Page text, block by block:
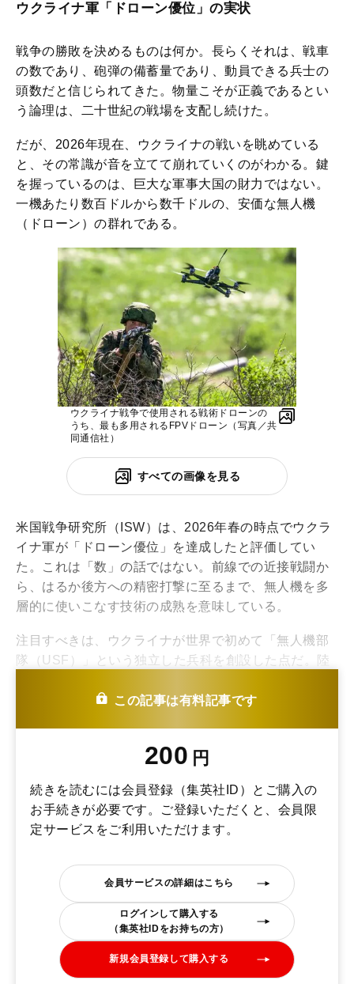
ウクライナ軍「ドローン優位」の実状
戦争の勝敗を決めるものは何か。長らくそれは、戦車
の数であり、砲弾の備蓄量であり、動員できる兵士の
頭数だと信じられてきた。物量こそが正義であるとい
う論理は、二十世紀の戦場を支配し続けた。
だが、2026年現在、ウクライナの戦いを眺めている
と、その常識が音を立てて崩れていくのがわかる。鍵
を握っているのは、巨大な軍事大国の財力ではない。
一機あたり数百ドルから数千ドルの、安価な無人機
（ドローン）の群れである。
ウクライナ戦争で使用される戦術ドローンの
うち、最も多用されるFPVドローン（写真／共
同通信社）
すべての画像を見る
米国戦争研究所（ISW）は、2026年春の時点でウクラ
イナ軍が「ドローン優位」を達成したと評価してい
た。これは「数」の話ではない。前線での近接戦闘か
ら、はるか後方への精密打撃に至るまで、無人機を多
層的に使いこなす技術の成熟を意味している。
注目すべきは、ウクライナが世界で初めて「無人機部
隊（USF）」という独立した兵科を創設した点だ。陸
の組織は、もはや実験的な部隊ではなく、戦争を遂行
この記事は有料記事です
200 円
続きを読むには会員登録（集英社ID）とご購入の
お手続きが必要です。ご登録いただくと、会員限
定サービスをご利用いただけます。
会員サービスの詳細はこちら
ログインして購入する
（集英社IDをお持ちの方）
新規会員登録して購入する